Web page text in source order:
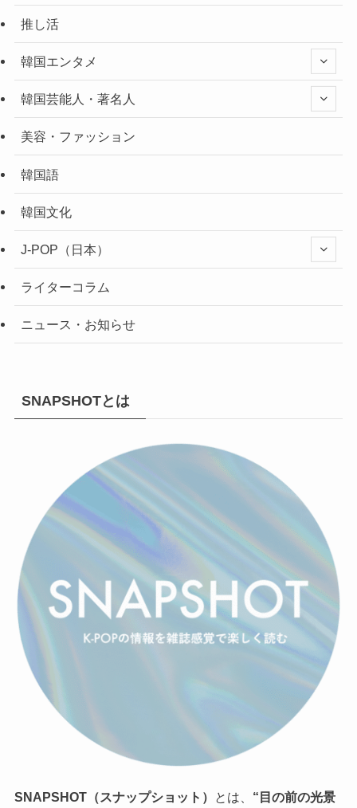
推し活
韓国エンタメ
韓国芸能人・著名人
美容・ファッション
韓国語
韓国文化
J-POP（日本）
ライターコラム
ニュース・お知らせ
SNAPSHOTとは
SNAPSHOT（スナップショット） とは、 “目の前の光景